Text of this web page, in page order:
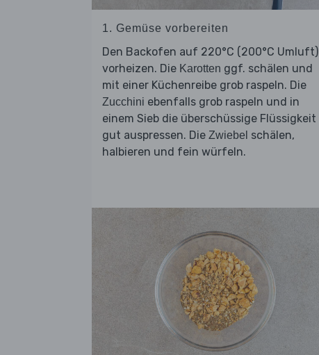
1. Gemüse vorbereiten
Den Backofen auf 220°C (200°C Umluft)
vorheizen. Die Karotten ggf. schälen und
mit einer Küchenreibe grob raspeln. Die
Zucchini ebenfalls grob raspeln und in
einem Sieb die überschüssige Flüssigkeit
gut auspressen. Die Zwiebel schälen,
halbieren und fein würfeln.